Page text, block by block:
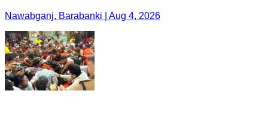
Nawabganj, Barabanki | Aug 4, 2026